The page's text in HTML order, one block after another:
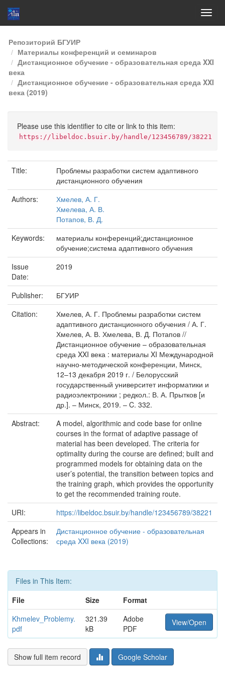
Skip
navigation
Репозиторий БГУИР
Материалы конференций и семинаров
Дистанционное обучение - образовательная среда XXI
века
Дистанционное обучение - образовательная среда XXI
века (2019)
Please use this identifier to cite or link to this item:
https://libeldoc.bsuir.by/handle/123456789/38221
Title:
Проблемы разработки систем адаптивного
дистанционного обучения
Authors:
Хмелев, А. Г.
Хмелева, А. В.
Потапов, В. Д.
Keywords:
материалы конференций;дистанционное
обучение;система адаптивного обучения
Issue
Date:
2019
Publisher:
БГУИР
Citation:
Хмелев, А. Г. Проблемы разработки систем
адаптивного дистанционного обучения / А. Г.
Хмелев, А. В. Хмелева, В. Д. Потапов //
Дистанционное обучение – образовательная
среда XXI века : материалы XI Международной
научно-методической конференции, Минск,
12–13 декабря 2019 г. / Белорусский
государственный университет информатики и
радиоэлектроники ; редкол.: В. А. Прытков [и
др.]. – Минск, 2019. – C. 332.
Abstract:
A model, algorithmic and code base for online
courses in the format of adaptive passage of
material has been developed. The criteria for
optimality during the course are defined; built and
programmed models for obtaining data on the
user’s potential, the transition between topics and
the training graph, which provides the opportunity
to get the recommended training route.
URI:
https://libeldoc.bsuir.by/handle/123456789/38221
Appears in
Collections:
Дистанционное обучение - образовательная
среда XXI века (2019)
Files in This Item:
File
Size
Format
Khmelev_Problemy.
pdf
321.39
kB
Adobe
PDF
View/Open
Show full item record Google Scholar